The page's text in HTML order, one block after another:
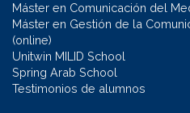
Máster en Comunicación del
Máster en Gestión de la
(online)
Unitwin MILID School
Spring Arab School
Testimonios de alumnos